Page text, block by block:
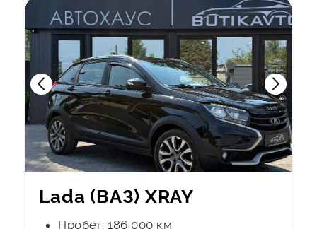
Lada (ВАЗ) XRAY
Пробег: 186 000 км